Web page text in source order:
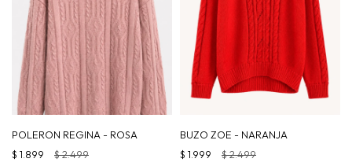
POLERON REGINA - ROSA
$ 1.899 $2.499
BUZO ZOE - NARANJA
$ 1.999 $2.499